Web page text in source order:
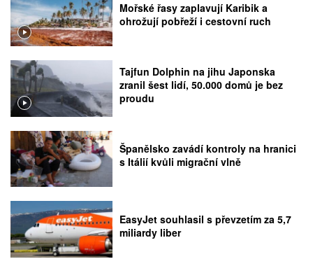
Mořské řasy zaplavují Karibik a
ohrožují pobřeží i cestovní ruch
Tajfun Dolphin na jihu Japonska
zranil šest lidí, 50.000 domů je bez
proudu
Španělsko zavádí kontroly na hranici
s Itálií kvůli migrační vlně
EasyJet souhlasil s převzetím za 5,7
miliardy liber